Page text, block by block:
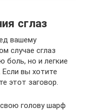
сглаз
вашему
случае сглаз
боль, но и легкие
вы хотите
этот заговор.
голову шарф